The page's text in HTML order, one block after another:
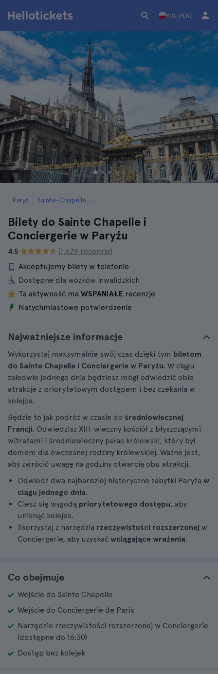
POL (PLN)
Paryż Sainte-Chapelle w Paryżu: Bilety i Wycieczki
Bilety do Sainte Chapelle i
Conciergerie w Paryżu
4.5
(1.629 recenzje)
Akceptujemy bilety w telefonie
Dostępne dla wózków inwalidzkich
Ta aktywność ma WSPANIAŁE recenzje
Natychmiastowe potwierdzenie
Najważniejsze informacje
Wykorzystaj maksymalnie swój czas dzięki tym biletom
do Sainte Chapelle i Conciergerie w Paryżu. W ciągu
zaledwie jednego dnia będziesz mógł odwiedzić obie
atrakcje z priorytetowym dostępem i bez czekania w
kolejce.
Będzie to jak podróż w czasie do średniowiecznej
Francji. Odwiedzisz XIII-wieczny kościół z błyszczącymi
witrażami i średniowieczny pałac królewski, który był
domem dla ówczesnej rodziny królewskiej. Ważne jest,
aby zwrócić uwagę na godziny otwarcia obu atrakcji.
Odwiedź dwa najbardziej historyczne zabytki Paryża w
ciągu jednego dnia.
Ciesz się wygodą priorytetowego dostępu, aby
uniknąć kolejek.
Skorzystaj z narzędzia rzeczywistości rozszerzonej w
Conciergerie, aby uzyskać wciągające wrażenia.
Co obejmuje
Wejście do Sainte Chapelle
Wejście do Conciergerie de Paris
Narzędzie rzeczywistości rozszerzonej w Conciergerie
(dostępne do 16:30)
Dostęp bez kolejek